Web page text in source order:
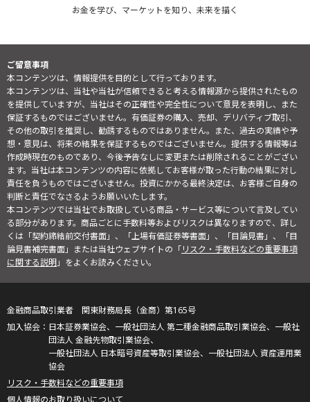
お金を学び、マーケットを知り、未来を描く
ご留意事項
本コンテンツは、情報提供を目的として行っております。
本コンテンツは、当社や当社が信頼できると考える情報源から提供されたもの
を提供していますが、当社はその正確性や完全性について意見を表明し、また
保証するものではございません。有価証券の購入、売却、デリバティブ取引、
その他の取引を推奨し、勧誘するものではありません。また、過去の実績や予
想・意見は、将来の結果を保証するものではございません。提供する情報等は
作成時現在のものであり、今後予告なしに変更または削除されることがござい
ます。当社は本コンテンツの内容に依拠してお客様が取った行動の結果に対し
責任を負うものではございません。投資にかかる最終決定は、お客様ご自身の
判断と責任でなさるようお願いいたします。
本コンテンツでは当社でお取扱している商品・サービス等について言及してい
る部分があります。商品ごとに手数料等およびリスクは異なりますので、詳し
くは「契約締結前交付書面」、「上場有価証券等書面」、「目論見書」、「目
論見書補完書面」または当社ウェブサイトの「リスク・手数料などの重要事項
に関する説明」をよくお読みください。
金融商品取引業者 関東財務局長（金商）第165号
日本証券業協会、一般社団法人 第二種金融商品取引業協会、一般社
団法人 金融先物取引業協会、
一般社団法人 日本暗号資産等取引業協会、一般社団法人 資産運用業
協会
リスク・手数料などの重要事項
個人情報のお取り扱いについて